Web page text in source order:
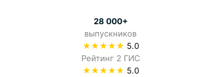
28 000+
выпускников
★★★★★ 5.0
Рейтинг 2 ГИС
★★★★★ 5.0